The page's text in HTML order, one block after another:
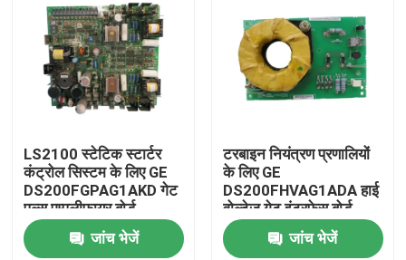
LS2100 स्टेटिक स्टार्टर
कंट्रोल सिस्टम के लिए GE
DS200FGPAG1AKD गेट
पल्स एम्पलीफायर बोर्ड
जांच भेजें
टरबाइन नियंत्रण प्रणालियों
के लिए GE
DS200FHVAG1ADA हाई
वोल्टेज गेट इंटरफेस बोर्ड
जांच भेजें